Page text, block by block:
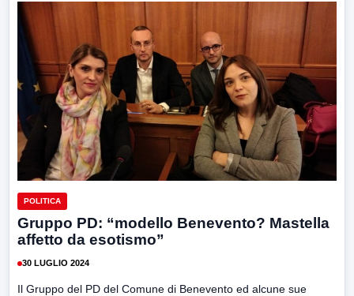
POLITICA
Gruppo PD: “modello Benevento? Mastella
affetto da esotismo”
30 LUGLIO 2024
Il Gruppo del PD del Comune di Benevento ed alcune sue